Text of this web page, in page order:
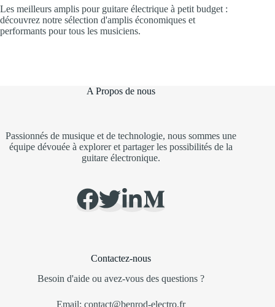
Les meilleurs amplis pour guitare électrique à petit budget :
découvrez notre sélection d'amplis économiques et
performants pour tous les musiciens.
A Propos de nous
Passionnés de musique et de technologie, nous sommes une
équipe dévouée à explorer et partager les possibilités de la
guitare électronique.
Contactez-nous
Besoin d'aide ou avez-vous des questions ?
Email: contact@benrod-electro.fr